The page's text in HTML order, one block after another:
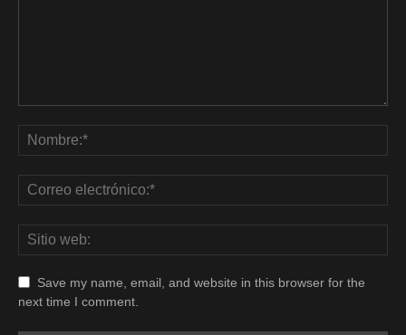
Save my name, email, and website in this browser for the
next time I comment.